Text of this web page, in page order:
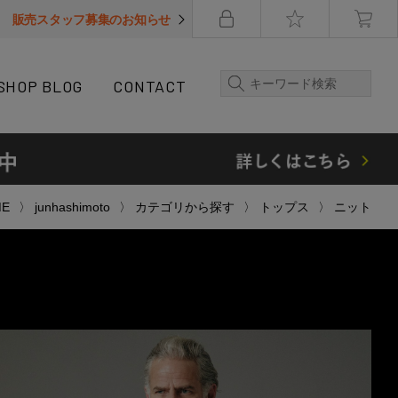
販売スタッフ募集のお知らせ
BLOG CONTACT
junhashimoto カテゴリから探す トップス ニット